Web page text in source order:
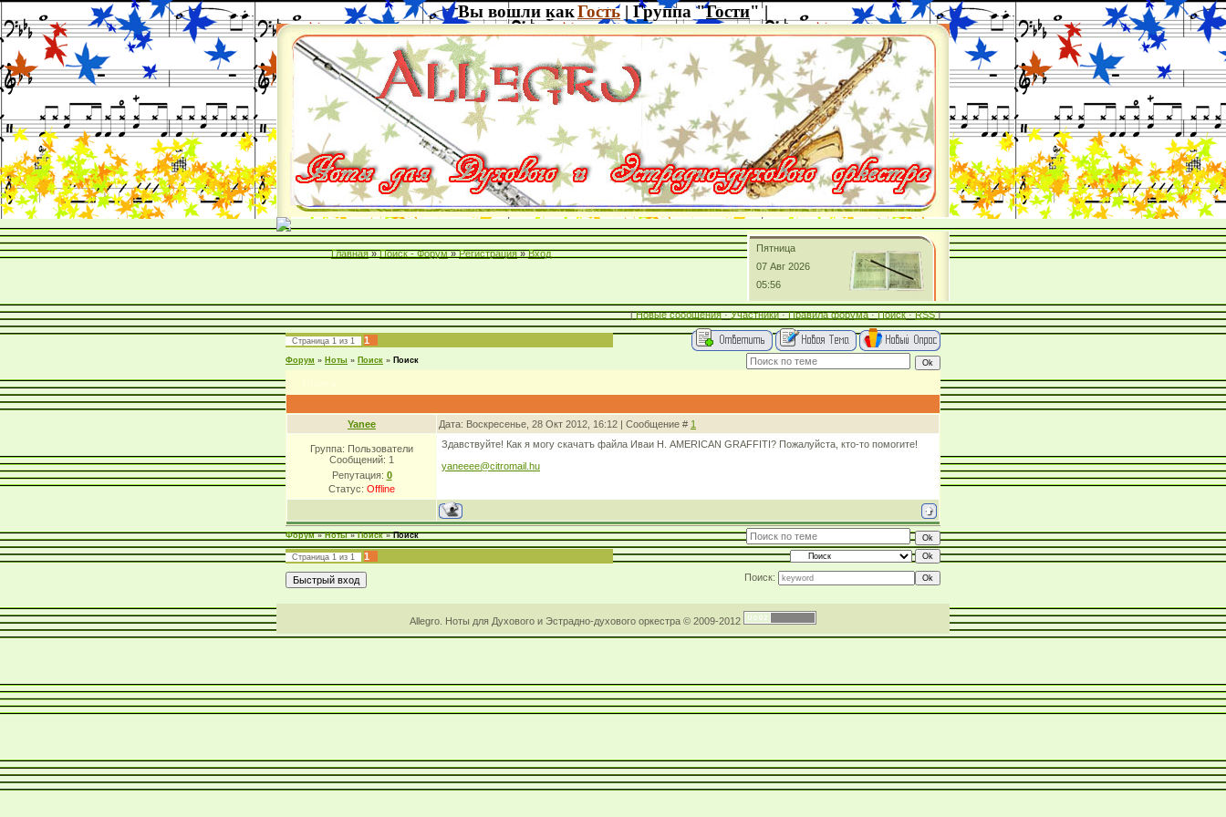
Вы вошли какГость | Группа "Гости" |
Главная » Поиск - Форум » Регистрация » Вход
Пятница
07 Авг 2026
05:56
[Новые сообщения·Участники·Правила форума·Поиск·RSS]
Страница 1 из 1 1
Форум » Ноты » Поиск » Поиск
Yanee Дата: Воскресенье, 28 Окт 2012, 16:12 | Сообщение # 1
Группа: Пользователи
Сообщений: 1
Репутация: 0
Статус: Offline
Здавствуйте! Как я могу скачатъ файла Иваи Н. AMERICAN GRAFFITI? Пожалуйста, кто-то помогите!
yaneeee@citromail.hu
Форум » Ноты » Поиск » Поиск
Страница 1 из 1
1
Поиск:
Allegro. Ноты для Духового и Эстрадно-духового оркестра © 2009-2012